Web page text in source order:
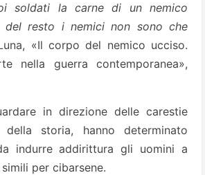
soldati la carne di un nemico
del resto i nemici non sono che
«Il corpo del nemico ucciso.
nella guerra contemporanea»,
in direzione delle carestie
storia, hanno determinato
indurre addirittura gli uomini a
per cibarsene.